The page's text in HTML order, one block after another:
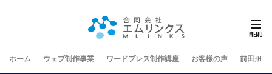
ホーム ウェブ制作事業 ワードプレス制作講座 お客様の声 前田が行